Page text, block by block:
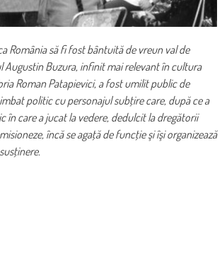
România să fi fost bântuită de vreun val de
Augustin Buzura, infinit mai relevant în cultura
Roman Patapievici, a fost umilit public de
politic cu personajul subţire care, după ce a
în care a jucat la vedere, dedulcit la dregătorii
încă se agaţă de funcţie şi îşi organizează